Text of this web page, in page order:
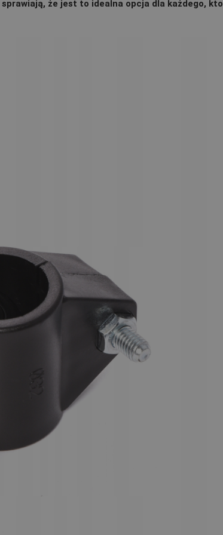
że jest to idealna opcja dla każdego, kto